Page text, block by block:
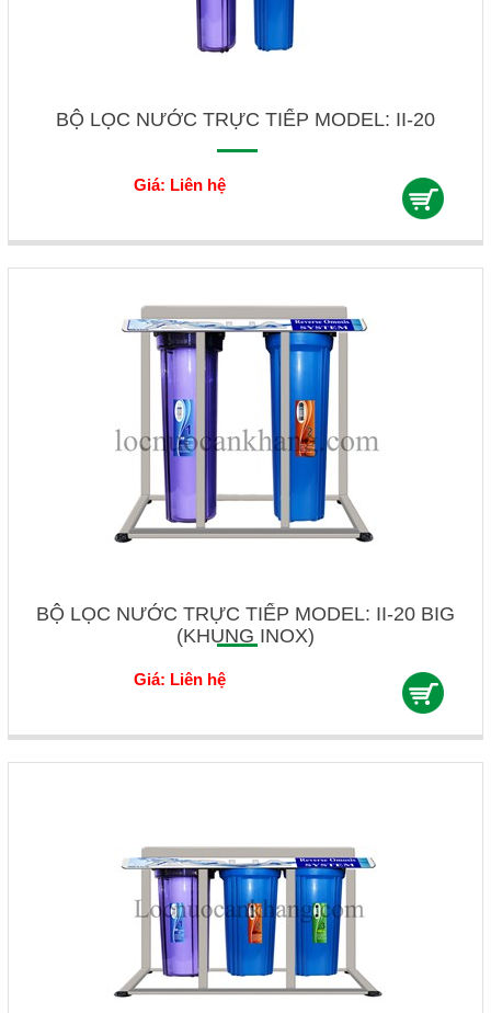
BỘ LỌC NƯỚC TRỰC TIẾP MODEL: II-20
Giá: Liên hệ
BỘ LỌC NƯỚC TRỰC TIẾP MODEL: II-20 BIG
(KHUNG INOX)
Giá: Liên hệ